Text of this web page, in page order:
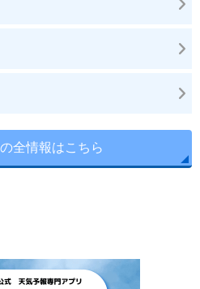
全情報はこちら